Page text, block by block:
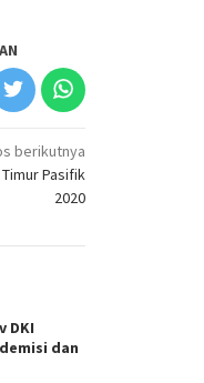
berikutnya
Pasifik
2020
DKI
dan